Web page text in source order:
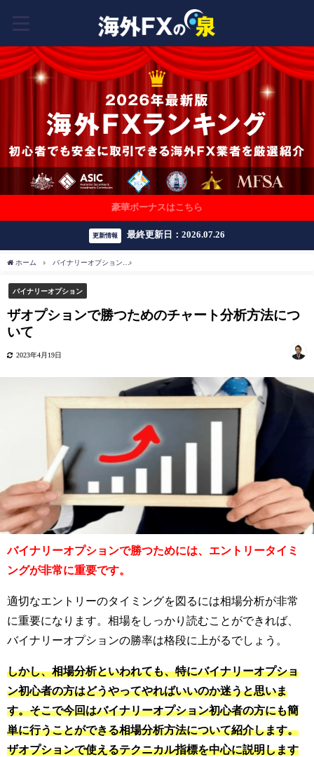
豪華ボーナスはこちら
更新情報 最終更新日：2026.07.26
ホーム バイナリーオプション
バイナリーオプション
ザオプションで勝つためのチャート分析方法につ
いて
2023年4月19日
バイナリーオプションで勝つためには、エントリータイミ
ングが非常に重要です。
適切なエントリーのタイミングを図るには相場分析が非常
に重要になります。相場をしっかり読むことができれば、
バイナリーオプションの勝率は格段に上がるでしょう。
しかし、相場分析といわれても、特にバイナリーオプショ
ン初心者の方はどうやってやればいいのか迷うと思いま
す。そこで今回はバイナリーオプション初心者の方にも簡
単に行うことができる相場分析方法について紹介します。
ザオプションで使えるテクニカル指標を中心に説明します